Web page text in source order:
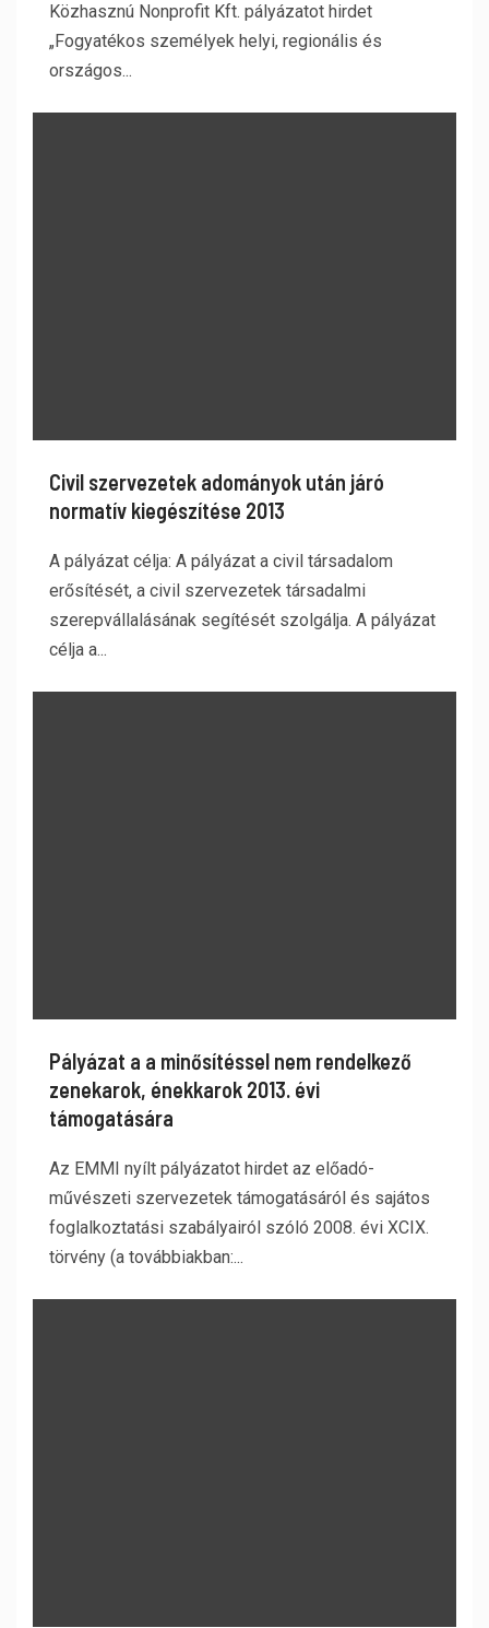
Közhasznú Nonprofit Kft. pályázatot hirdet
„Fogyatékos személyek helyi, regionális és
országos...
Civil szervezetek adományok után járó
normatív kiegészítése 2013
A pályázat célja: A pályázat a civil társadalom
erősítését, a civil szervezetek társadalmi
szerepvállalásának segítését szolgálja. A pályázat
célja a...
Pályázat a a minősítéssel nem rendelkező
zenekarok, énekkarok 2013. évi
támogatására
Az EMMI nyílt pályázatot hirdet az előadó-
művészeti szervezetek támogatásáról és sajátos
foglalkoztatási szabályairól szóló 2008. évi XCIX.
törvény (a továbbiakban:...